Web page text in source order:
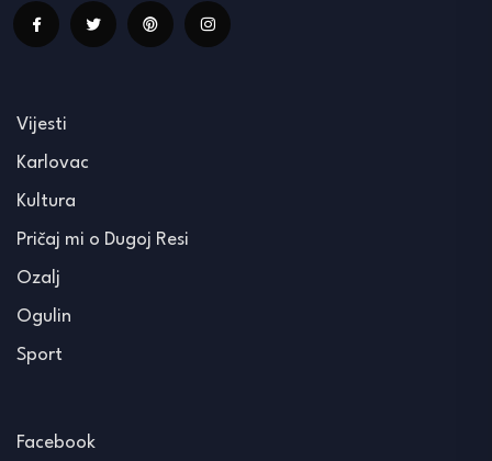
Vijesti
Karlovac
Kultura
Pričaj mi o Dugoj Resi
Ozalj
Ogulin
Sport
Facebook